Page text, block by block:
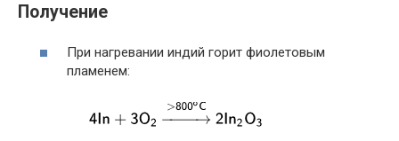
Получение
При нагревании индий горит фиолетовым
пламенем: